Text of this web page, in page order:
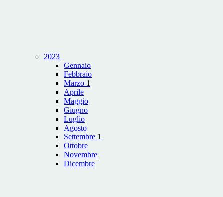
2023
Gennaio
Febbraio
Marzo 1
Aprile
Maggio
Giugno
Luglio
Agosto
Settembre 1
Ottobre
Novembre
Dicembre